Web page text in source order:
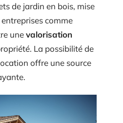
de jardin en bois, mise
comme
unevalorisation
La possibilité de
offre une source